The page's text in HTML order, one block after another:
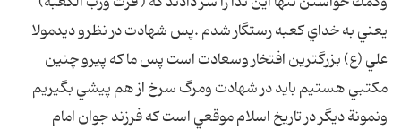
يعني به خداي كعبه رستگار شدم .پس شهادت در نظرو ديدمولا
علي (ع) بزرگترين افتخار وسعادت است پس ما كه پيرو چنين
مكتبي هستيم بايد در شهادت ومرگ سرخ از هم پيشي بگيريم
ونمونة ديگر در تاريخ اسلام موقعي است كه فرزند جوان امام